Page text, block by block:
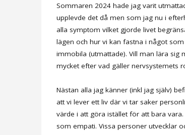
Sommaren 2024 hade jag varit
upplevde det då men som jag nu i
alla symptom vilket gjorde livet
lägen och hur vi kan fastna i något
immobila (utmattade). Vill man lära sig
mycket efter vad gäller nervsystemets
Nästan alla jag känner (inkl jag själv)
att vi lever ett liv där vi tar saker
värde i att göra istället för att bara
som empati. Vissa personer utvecklar